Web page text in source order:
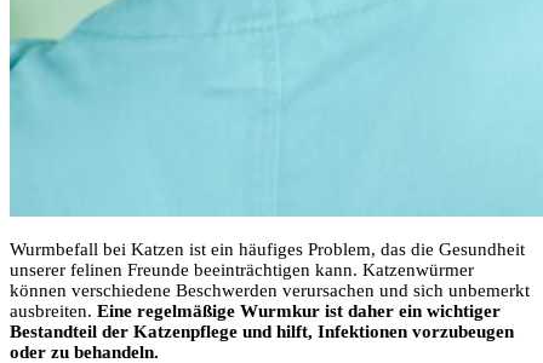
Wurmbefall bei Katzen ist ein häufiges Problem, das die Gesundheit
unserer felinen Freunde beeinträchtigen kann. Katzenwürmer
können verschiedene Beschwerden verursachen und sich unbemerkt
ausbreiten. Eine regelmäßige Wurmkur ist daher ein wichtiger
Bestandteil der Katzenpflege und hilft, Infektionen vorzubeugen
oder zu behandeln.